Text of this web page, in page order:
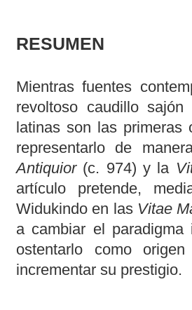
RESUMEN
Mientras fuentes
revoltoso caudillo
latinas son las primeras
representarlo de
Antiquior(c. 974) y la
artículo pretende,
Widukindo en las Vitae
a cambiar el paradigma
ostentarlo como
incrementar su prestigio.